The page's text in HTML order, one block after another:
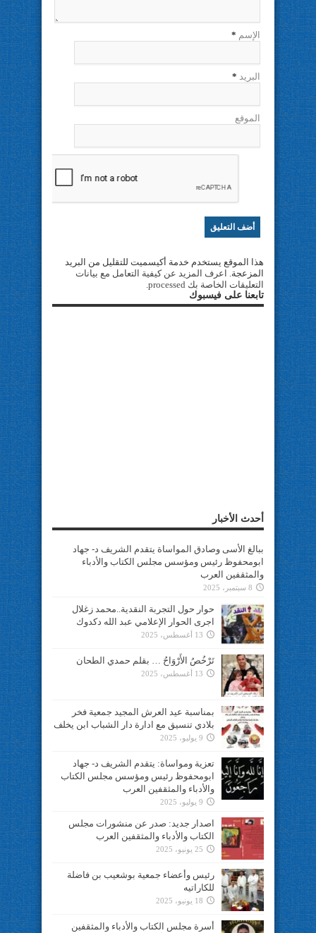
الإسم *
البريد *
الموقع
هذا الموقع يستخدم خدمة أكيسميت للتقليل من البريد
المزعجة. اعرف المزيد عن كيفية التعامل مع بيانات
التعليقات الخاصة بك processed
.
تابعنا على فيسبوك
أحدث الأخبار
ببالغ الأسى وصادق المواساة يتقدم الشريف د- جهاد
ابومحفوظ رئيس ومؤسس مجلس الكتاب والأدباء
والمثقفين العرب
8 سبتمبر، 2025
حوار حول التجربة النقدية..محمد زغلال
اجرى الحوار الإعلامي عبد الله دكدوك
13 أغسطس، 2025
تَرْخُصُ الأَرْوَاحُ … بقلم حمدي الطحان
13 أغسطس، 2025
بمناسبة عيد العرش المجيد جمعية فخر
بلادي تنسيق مع ادارة دار الشباب ابن يخلف
9 يوليو، 2025
تعزية ومواساة: يتقدم الشريف د- جهاد
ابومحفوظ رئيس ومؤسس مجلس الكتاب
والأدباء والمثقفين العرب
9 يوليو، 2025
اصدار جديد: صدر عن منشورات مجلس
الكتاب والأدباء والمثقفين العرب
25 يونيو، 2025
رئيس وأعضاء جمعية بوشعيب بن فاضلة
للكاراتيه
18 يونيو، 2025
أسرة مجلس الكتاب والأدباء والمثقفين